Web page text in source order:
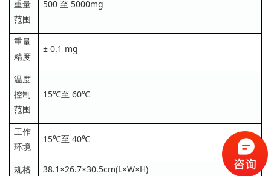
重量
范围
500 至 5000mg
重量
精度
± 0.1 mg
温度
控制
范围
15℃至 60℃
工作
环境
15℃至 40℃
规格 38.1×26.7×30.5cm(L×W×H)